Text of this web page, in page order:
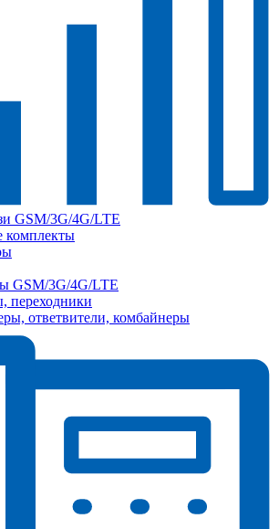
GSM/3G/4G/LTE
комплекты
GSM/3G/4G/LTE
переходники
ответвители, комбайнеры